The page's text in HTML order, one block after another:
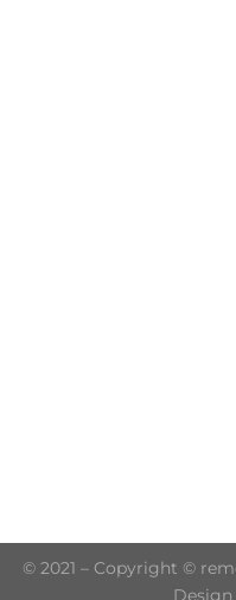
© 2021 – Copyright ©